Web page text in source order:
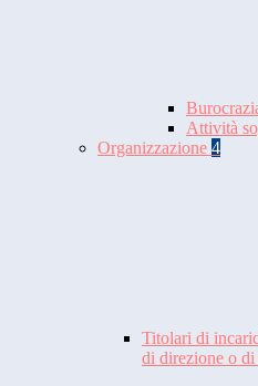
Attività
Organizzazione 4
Titolari di
di direzione o